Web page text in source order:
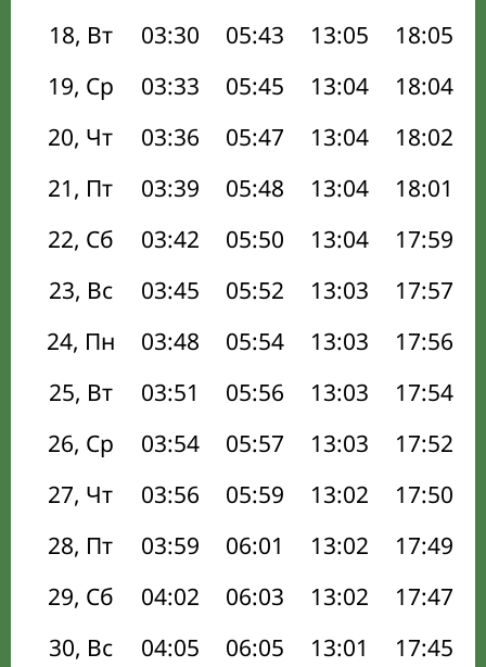
18, Вт
03:30 05:43 13:05 18:05
19, Ср
03:33 05:45 13:04 18:04
20, Чт
03:36 05:47 13:04 18:02
21, Пт
03:39 05:48 13:04 18:01
22, Сб
03:42 05:50 13:04 17:59
23, Вс
03:45 05:52 13:03 17:57
24, Пн
03:48 05:54 13:03 17:56
25, Вт
03:51 05:56 13:03 17:54
26, Ср
03:54 05:57 13:03 17:52
27, Чт
03:56 05:59 13:02 17:50
28, Пт
03:59 06:01 13:02 17:49
29, Сб
04:02 06:03 13:02 17:47
30, Вс
04:05 06:05 13:01 17:45